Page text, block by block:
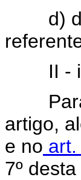
d)
II -
artigo,
e no
7º